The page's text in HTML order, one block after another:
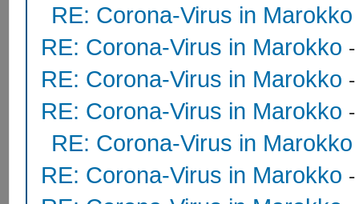
RE: Corona-Virus in Marokko
RE: Corona-Virus in Marokko
RE: Corona-Virus in Marokko
RE: Corona-Virus in Marokko
RE: Corona-Virus in Marokko
RE: Corona-Virus in Marokko